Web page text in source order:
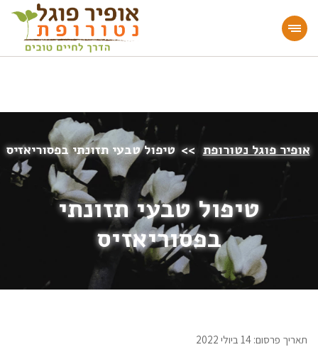
מעוניינים להעמיק או להתחיל דרך חיים בריאה?
הצטרפו לאתר!
אופיר פוגל נטורופת >> טיפול טבעי תזונתי בפסוריאזיס
טיפול טבעי תזונתי
בפסוריאזיס
תאריך פרסום: 14 ביולי 2022